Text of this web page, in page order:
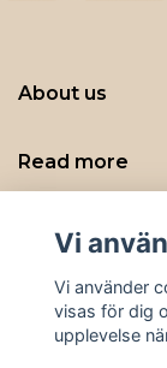
About us
Read more
Sociala medier
Vi
Vi använder
visas för dig
upplevelse